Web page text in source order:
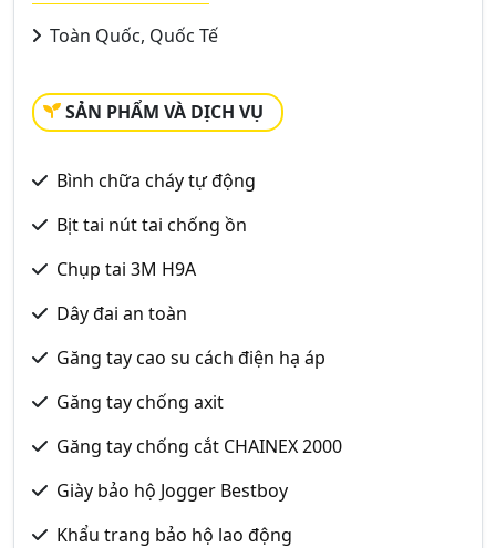
Toàn Quốc, Quốc Tế
SẢN PHẨM VÀ DỊCH VỤ
Bình chữa cháy tự động
Bịt tai nút tai chống ồn
Chụp tai 3M H9A
Dây đai an toàn
Găng tay cao su cách điện hạ áp
Găng tay chống axit
Găng tay chống cắt CHAINEX 2000
Giày bảo hộ Jogger Bestboy
Khẩu trang bảo hộ lao động